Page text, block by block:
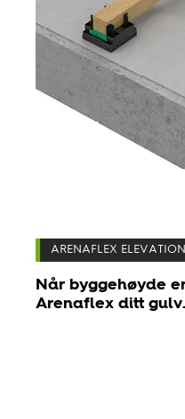
ARENAFLEX
Når byggehøyde
Arenaflex ditt gulv.